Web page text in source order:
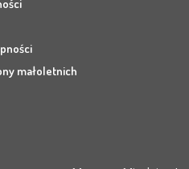
małoletnich